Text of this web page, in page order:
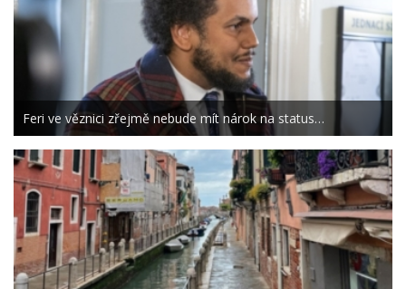
Feri ve věznici zřejmě nebude mít nárok na status…